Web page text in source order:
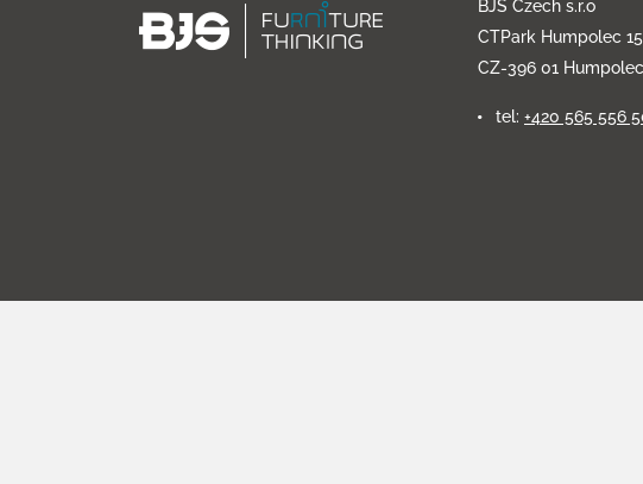
BJS Czech s.r.o
CTPark Humpolec
CZ-396 01 Humpolec
tel: +420 565 556